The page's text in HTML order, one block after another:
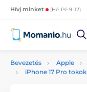
Hívj minket (Hé-Pé 9-12)
Bevezetés Apple
iPhone 17 Pro tokok